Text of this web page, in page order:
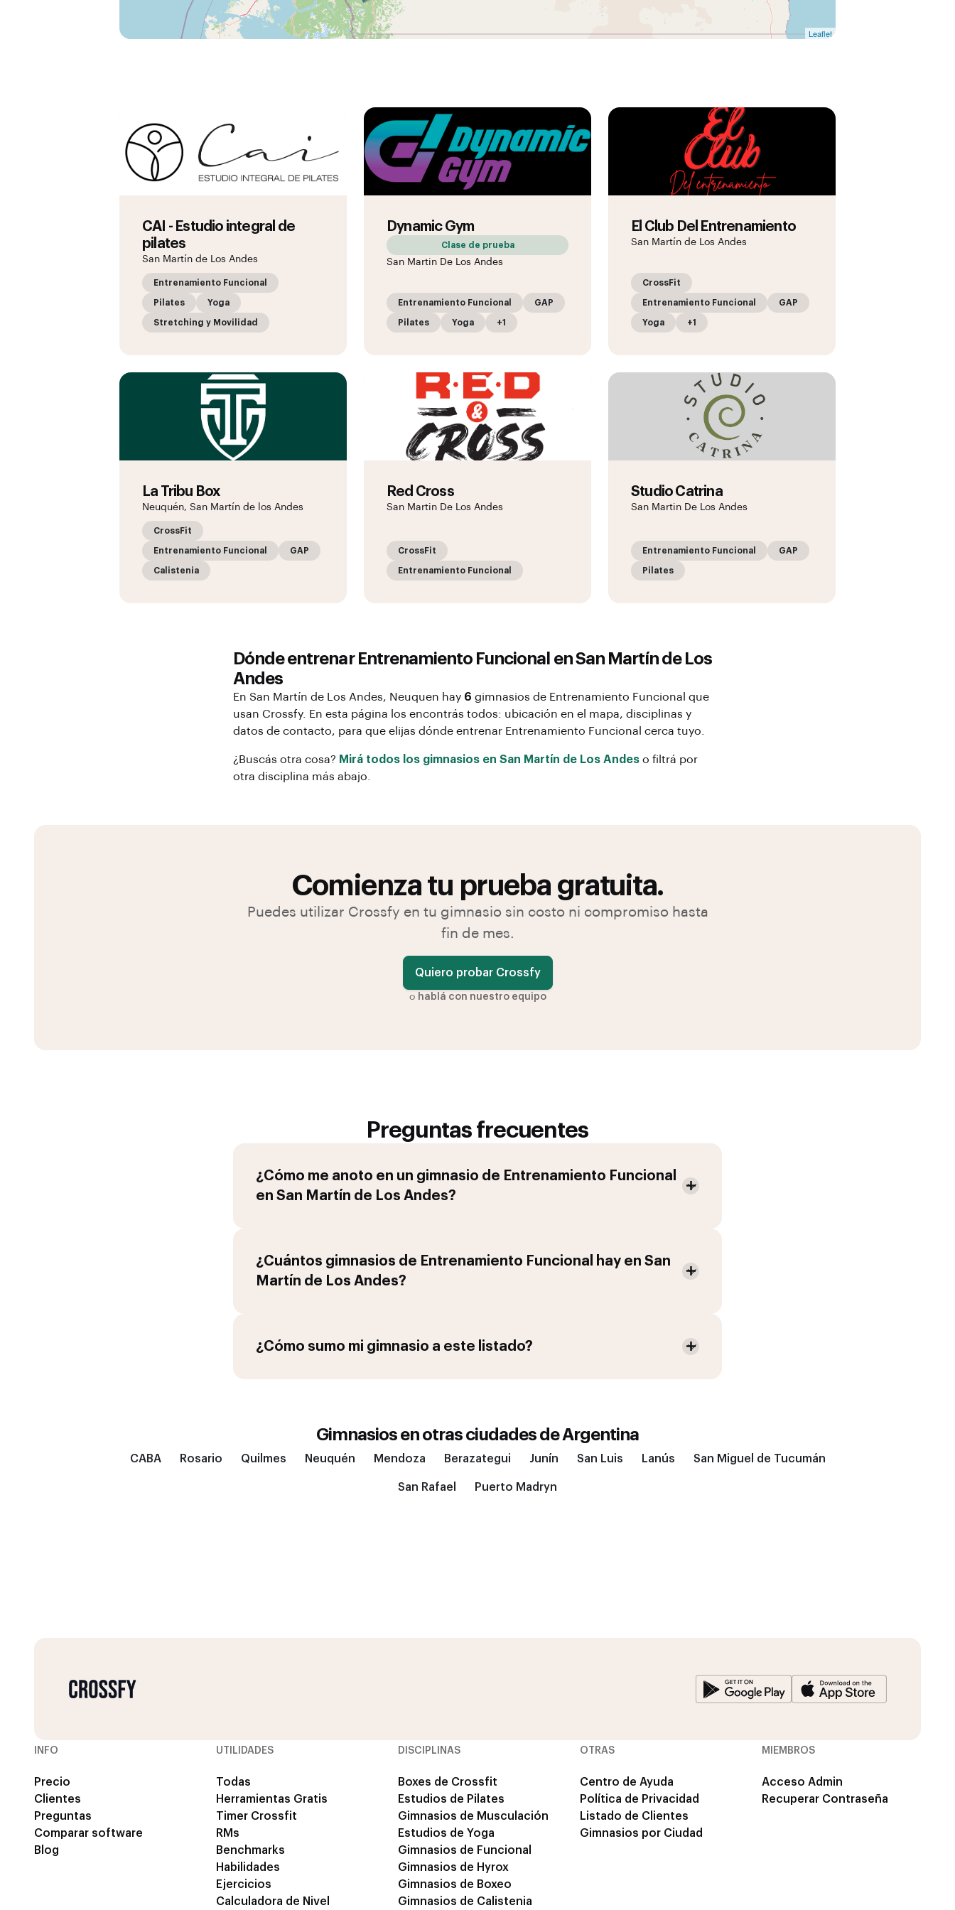
Leaflet
CAI - Estudio integral de
pilates
San Martín de Los Andes
Entrenamiento Funcional
Pilates Yoga
Stretching y Movilidad
Dynamic Gym
Clase de prueba
San Martin De Los Andes
Entrenamiento Funcional GAP
Pilates Yoga +1
El Club Del Entrenamiento
San Martín de Los Andes
CrossFit
Entrenamiento Funcional GAP
Yoga +1
La Tribu Box
Neuquén, San Martín de los Andes
CrossFit
Entrenamiento Funcional GAP
Calistenia
Red Cross
San Martin De Los Andes
CrossFit
Entrenamiento Funcional
Studio Catrina
San Martin De Los Andes
Entrenamiento Funcional GAP
Pilates
Dónde entrenar Entrenamiento Funcional enSan Martín de Los
Andes
En San Martín de Los Andes, Neuquen hay 6 gimnasios de Entrenamiento Funcional que
usan Crossfy. En esta página los encontrás todos: ubicación en el mapa, disciplinas y
datos de contacto, para que elijas dónde entrenar Entrenamiento Funcional cerca tuyo.
¿Buscás otra cosa? Mirá todos los gimnasios en San Martín de Los Andes o filtrá por
otra disciplina más abajo.
Comienza tu prueba gratuita.
Puedes utilizar Crossfy en tu gimnasio sin costo ni compromiso hasta
fin de mes.
Quiero probar Crossfy
o hablá con nuestro equipo
Preguntas frecuentes
¿Cómo me anoto en un gimnasio de Entrenamiento Funcional
en San Martín de Los Andes?
¿Cuántos gimnasios de Entrenamiento Funcional hay en San
Martín de Los Andes?
¿Cómo sumo mi gimnasio a este listado?
Gimnasios en otras ciudades deArgentina
CABA Rosario Quilmes Neuquén Mendoza Berazategui Junín San Luis Lanús San Miguel de Tucumán
San Rafael Puerto Madryn
INFO
Precio
Clientes
Preguntas
Comparar software
Blog
UTILIDADES
Todas
Herramientas Gratis
Timer Crossfit
RMs
Benchmarks
Habilidades
Ejercicios
Calculadora de Nivel
DISCIPLINAS
Boxes de Crossfit
Estudios de Pilates
Gimnasios de Musculación
Estudios de Yoga
Gimnasios de Funcional
Gimnasios de Hyrox
Gimnasios de Boxeo
Gimnasios de Calistenia
OTRAS
Centro de Ayuda
Política de Privacidad
Listado de Clientes
Gimnasios por Ciudad
MIEMBROS
Acceso Admin
Recuperar Contraseña